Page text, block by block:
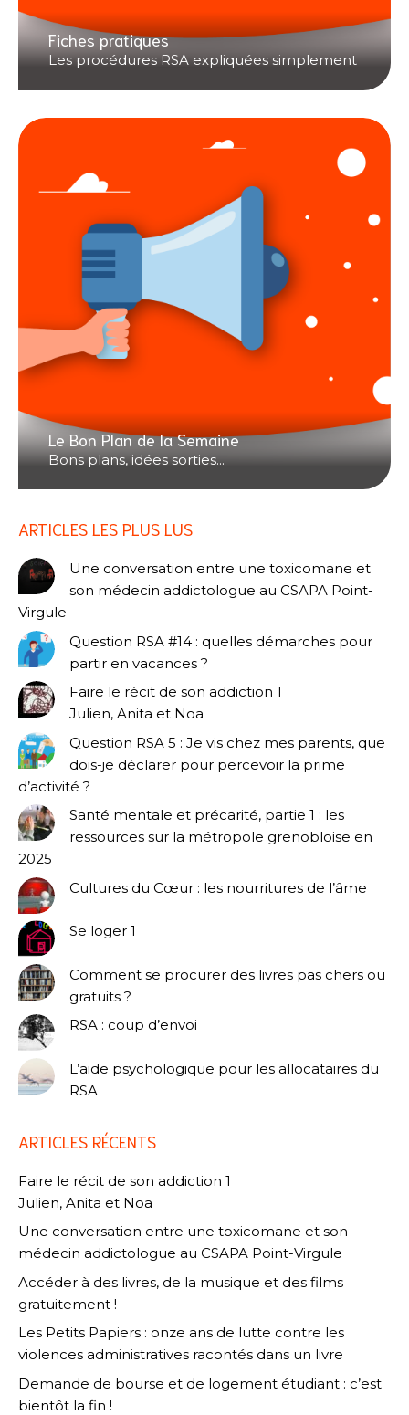
Fiches pratiques
Les procédures RSA expliquées simplement
Le Bon Plan de la Semaine
Bons plans, idées sorties...
ARTICLES LES PLUS LUS
Une conversation entre une toxicomane et
son médecin addictologue au CSAPA Point-
Virgule
Question RSA #14 : quelles démarches pour
partir en vacances ?
Faire le récit de son addiction 1
Julien, Anita et Noa
Question RSA 5 : Je vis chez mes parents, que
dois-je déclarer pour percevoir la prime
d’activité ?
Santé mentale et précarité, partie 1 : les
ressources sur la métropole grenobloise en
2025
Cultures du Cœur : les nourritures de l’âme
Se loger 1
Comment se procurer des livres pas chers ou
gratuits ?
RSA : coup d’envoi
L’aide psychologique pour les allocataires du
RSA
ARTICLES RÉCENTS
Faire le récit de son addiction 1
Julien, Anita et Noa
Une conversation entre une toxicomane et son
médecin addictologue au CSAPA Point-Virgule
Accéder à des livres, de la musique et des films
gratuitement !
Les Petits Papiers : onze ans de lutte contre les
violences administratives racontés dans un livre
Demande de bourse et de logement étudiant : c’est
bientôt la fin !